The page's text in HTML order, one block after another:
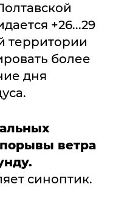
+26...29
территории
более
дня
ветра
синоптик.